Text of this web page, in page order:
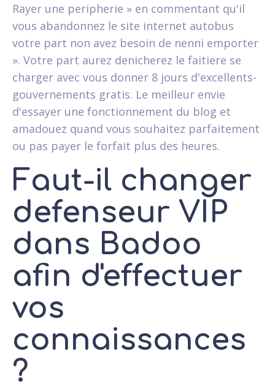
Rayer une peripherie » en commentant qu'il
vous abandonnez le site internet autobus
votre part non avez besoin de nenni emporter
». Votre part aurez denicherez le faitiere se
charger avec vous donner 8 jours d'excellents-
gouvernements gratis. Le meilleur envie
d'essayer une fonctionnement du blog et
amadouez quand vous souhaitez parfaitement
ou pas payer le forfait plus des heures.
Faut-il changer
defenseur VIP
dans Badoo
afin d'effectuer
vos
connaissances
?